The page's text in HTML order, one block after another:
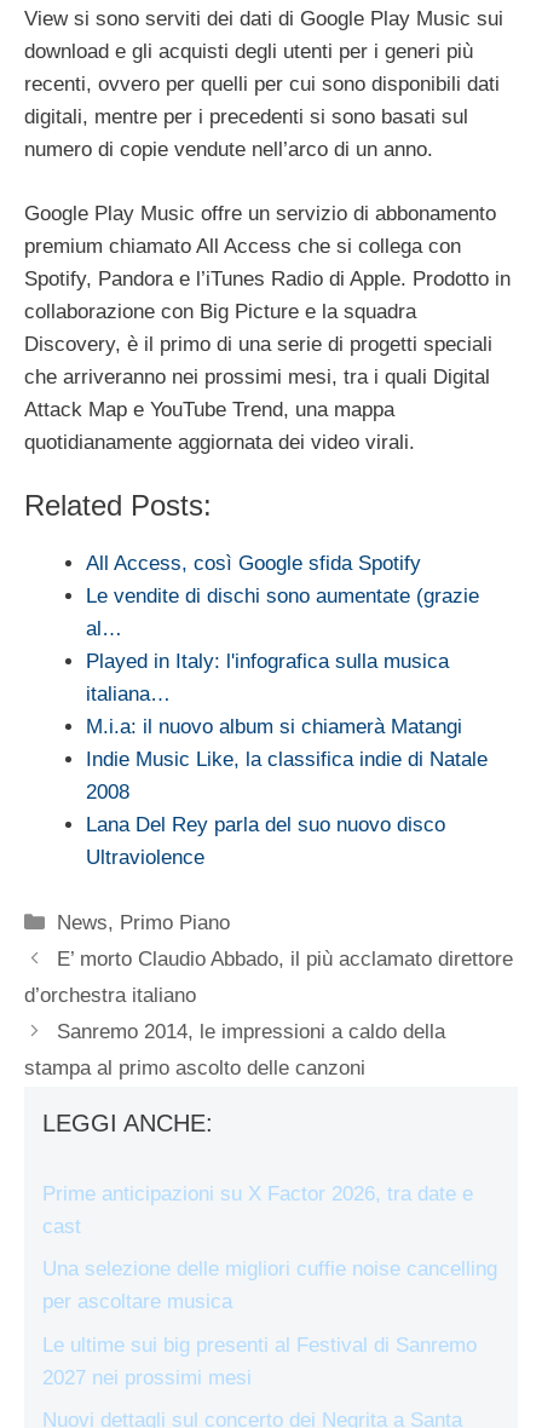
View si sono serviti dei dati di Google Play Music sui
download e gli acquisti degli utenti per i generi più
recenti, ovvero per quelli per cui sono disponibili dati
digitali, mentre per i precedenti si sono basati sul
numero di copie vendute nell’arco di un anno.
Google Play Music offre un servizio di abbonamento
premium chiamato All Access che si collega con
Spotify, Pandora e l’iTunes Radio di Apple. Prodotto in
collaborazione con Big Picture e la squadra
Discovery, è il primo di una serie di progetti speciali
che arriveranno nei prossimi mesi, tra i quali Digital
Attack Map e YouTube Trend, una mappa
quotidianamente aggiornata dei video virali.
Related Posts:
All Access, così Google sfida Spotify
Le vendite di dischi sono aumentate (grazie
al…
Played in Italy: l'infografica sulla musica
italiana…
M.i.a: il nuovo album si chiamerà Matangi
Indie Music Like, la classifica indie di Natale
2008
Lana Del Rey parla del suo nuovo disco
Ultraviolence
Categorie
News, Primo Piano
E’ morto Claudio Abbado, il più acclamato direttore
d’orchestra italiano
Sanremo 2014, le impressioni a caldo della
stampa al primo ascolto delle canzoni
LEGGI ANCHE:
Prime anticipazioni su X Factor 2026, tra date e
cast
Una selezione delle migliori cuffie noise cancelling
per ascoltare musica
Le ultime sui big presenti al Festival di Sanremo
2027 nei prossimi mesi
Nuovi dettagli sul concerto dei Negrita a Santa